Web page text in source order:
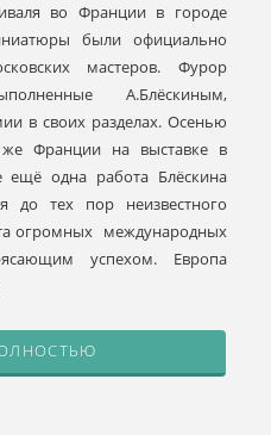
во Франции в городе
были официально
мастеров. Фурор
А.Блёскиным,
в своих разделах. Осенью
Франции на выставке в
одна работа Блёскина
тех пор неизвестного
огромных международных
успехом. Европа